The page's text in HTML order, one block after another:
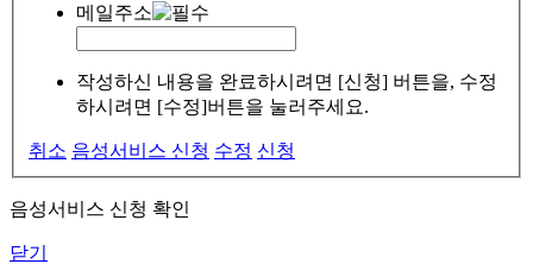
메일주소
작성하신 내용을 완료하시려면 [신청] 버튼을, 수정
하시려면 [수정]버튼을 눌러주세요.
취소 음성서비스 신청 수정 신청
음성서비스 신청 확인
닫기